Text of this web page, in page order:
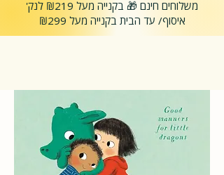
משלוחים חינם 🎁 בקנייה מעל ₪219 לנק'
איסוף/ עד הבית בקנייה מעל ₪299